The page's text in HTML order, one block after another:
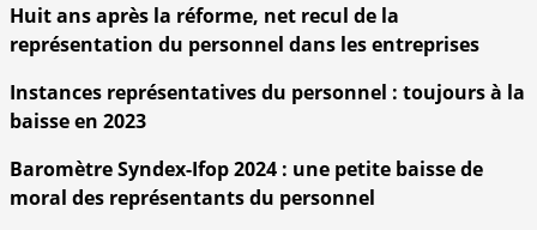
Huit ans après la réforme, net recul de la
représentation du personnel dans les entreprises
Instances représentatives du personnel : toujours à la
baisse en 2023
Baromètre Syndex-Ifop 2024 : une petite baisse de
moral des représentants du personnel